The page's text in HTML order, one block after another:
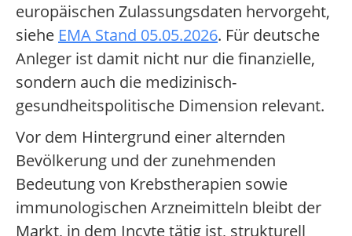
europäischen Zulassungsdaten hervorgeht,
siehe EMA Stand 05.05.2026. Für deutsche
Anleger ist damit nicht nur die finanzielle,
sondern auch die medizinisch-
gesundheitspolitische Dimension relevant.
Vor dem Hintergrund einer alternden
Bevölkerung und der zunehmenden
Bedeutung von Krebstherapien sowie
immunologischen Arzneimitteln bleibt der
Markt, in dem Incyte tätig ist, strukturell